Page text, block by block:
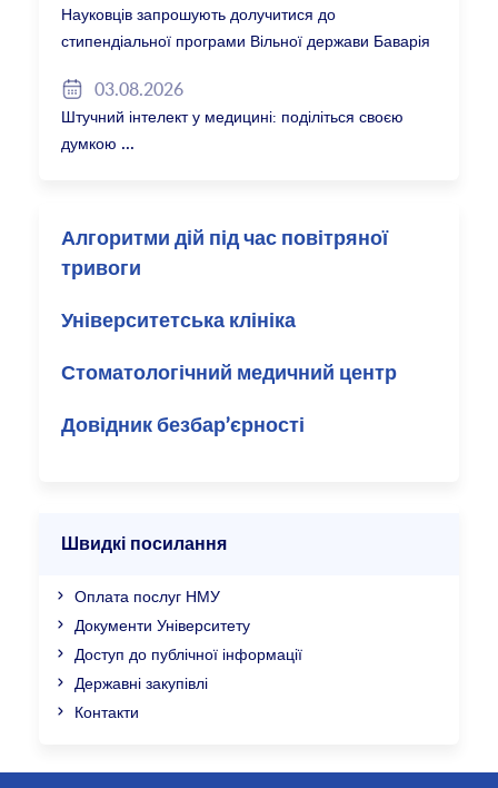
Науковців запрошують долучитися до
стипендіальної програми Вільної держави Баварія
03.08.2026
Штучний інтелект у медицині: поділіться своєю
думкою
Алгоритми дій під час повітряної
тривоги
Університетська клініка
Стоматологічний медичний центр
Довідник безбар’єрності
Швидкі посилання
Оплата послуг НМУ
Документи Університету
Доступ до публічної інформації
Державні закупівлі
Контакти